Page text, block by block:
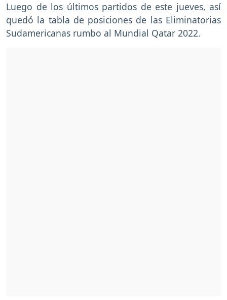
Luego de los últimos partidos de este jueves, así
quedó la tabla de posiciones de las Eliminatorias
Sudamericanas rumbo al Mundial Qatar 2022.